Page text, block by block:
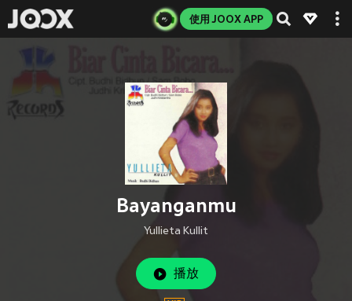
使用 JOOX APP
Bayanganmu
Yullieta Kullit
播放